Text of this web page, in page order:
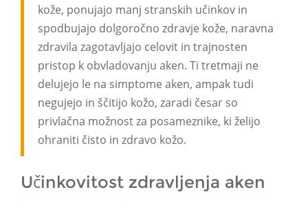
kože, ponujajo manj stranskih učinkov in
spodbujajo dolgoročno zdravje kože, naravna
zdravila zagotavljajo celovit in trajnosten
pristop k obvladovanju aken. Ti tretmaji ne
delujejo le na simptome aken, ampak tudi
negujejo in ščitijo kožo, zaradi česar so
privlačna možnost za posameznike, ki želijo
ohraniti čisto in zdravo kožo.
Učinkovitost zdravljenja aken